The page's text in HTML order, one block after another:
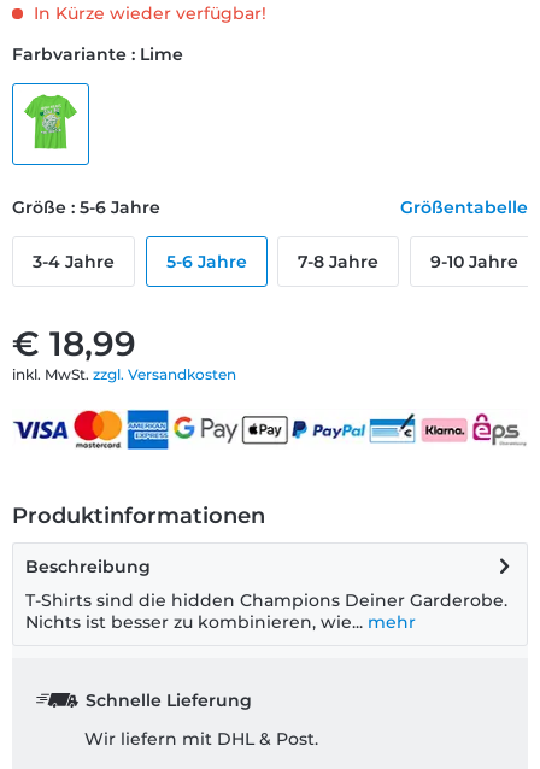
€ 18,99
inkl. MwSt. zzgl. Versandkosten
In Kürze wieder verfügbar!
Farbvariante : Lime
Größe : 5-6 Jahre Größentabelle
3-4 Jahre 5-6 Jahre 7-8 Jahre 9-10 Jahre
Produktinformationen
Beschreibung
T-Shirts sind die hidden Champions Deiner Garderobe.
Nichts ist besser zu kombinieren, wie... mehr
Schnelle Lieferung
Wir liefern mit DHL & Post.